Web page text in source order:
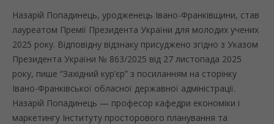
Назарій Попадинець, уродженець Івано-Франківщини, став
лауреатом Премії Президента України для молодих учених
2025 року. Відповідну відзнаку присуджено згідно з Указом
Президента України № 863/2025 від 27 листопада 2025
року, пише “Західний кур’єр” з посиланням на сторінку
Івано-Франківської обласної державної адміністрації.
Назарій Попадинець — професор кафедри економіки і
маркетингу Інституту просторового планування та